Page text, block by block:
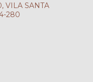
VILA SANTA
280